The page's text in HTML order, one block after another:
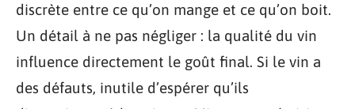
discrète entre ce qu’on mange et ce qu’on boit.
Un détail à ne pas négliger : la qualité du vin
influence directement le goût final. Si le vin a
des défauts, inutile d’espérer qu’ils